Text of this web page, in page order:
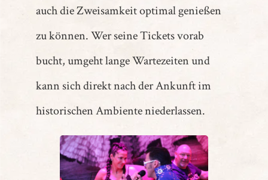
auch die Zweisamkeit optimal genießen
zu können. Wer seine Tickets vorab
bucht, umgeht lange Wartezeiten und
kann sich direkt nach der Ankunft im
historischen Ambiente niederlassen.